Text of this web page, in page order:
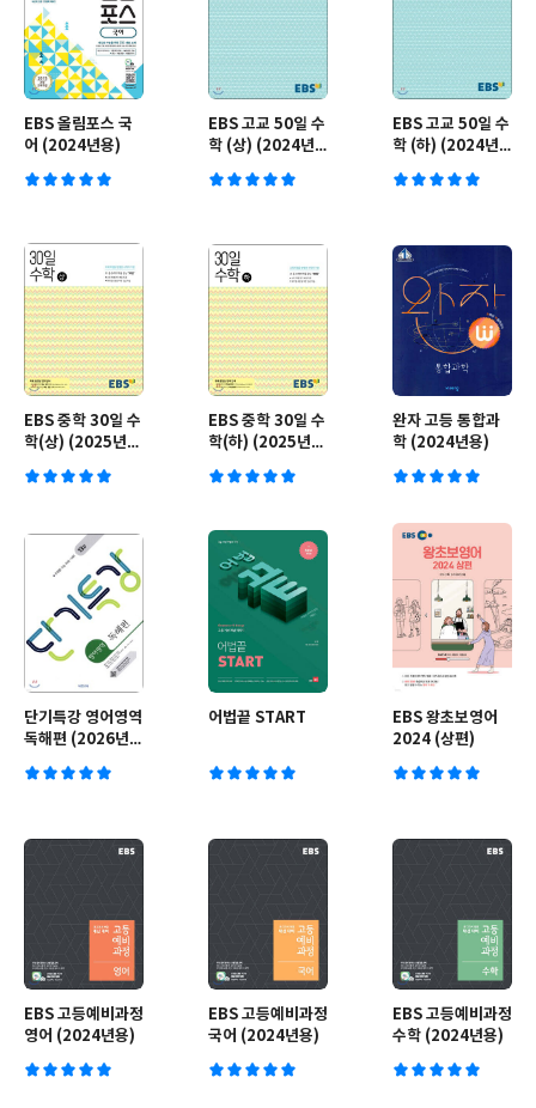
EBS 올림포스 국
어 (2024년용)
EBS 고교 50일 수
학 (상) (2024년
EBS 고교 50일 수
학 (하) (2024년
EBS 중학 30일 수
학(상) (2025년
EBS 중학 30일 수
학(하) (2025년
완자 고등 통합과
학 (2024년용)
단기특강 영어영역
독해편 (2026년
어법끝 START
EBS 왕초보영어
2024 (상편)
EBS 고등예비과정
영어 (2024년용)
EBS 고등예비과정
국어 (2024년용)
EBS 고등예비과정
수학 (2024년용)